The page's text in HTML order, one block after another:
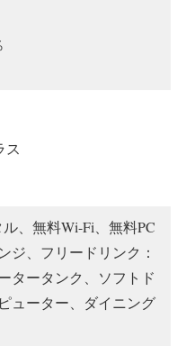
ス
、無料Wi-Fi、無料PC
ジ、フリードリンク：
タータンク、ソフトド
ューター、ダイニング